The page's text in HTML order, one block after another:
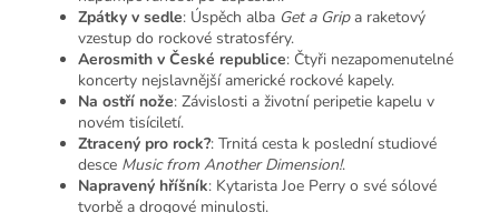
Zpátky v sedle: Úspěch alba Get a Grip a raketový
vzestup do rockové stratosféry.
Aerosmith v České republice: Čtyři nezapomenutelné
koncerty nejslavnější americké rockové kapely.
Na ostří nože: Závislosti a životní peripetie kapelu v
novém tisíciletí.
Ztracený pro rock?: Trnitá cesta k poslední studiové
desce Music from Another Dimension!.
Napravený hříšník: Kytarista Joe Perry o své sólové
tvorbě a drogové minulosti.